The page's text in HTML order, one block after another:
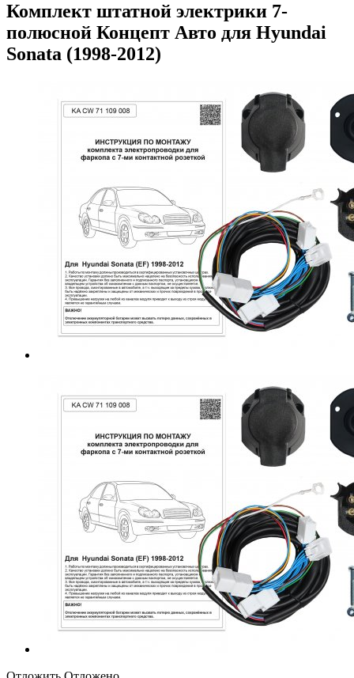
Комплект штатной электрики 7-
полюсной Концепт Авто для Hyundai
Sonata (1998-2012)